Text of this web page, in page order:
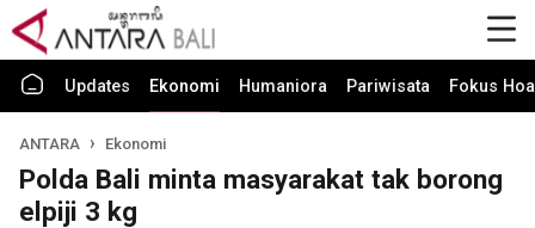
Updates Ekonomi Humaniora Pariwisata Fokus
ANTARA Ekonomi
Polda Bali minta masyarakat tak borong
elpiji 3 kg